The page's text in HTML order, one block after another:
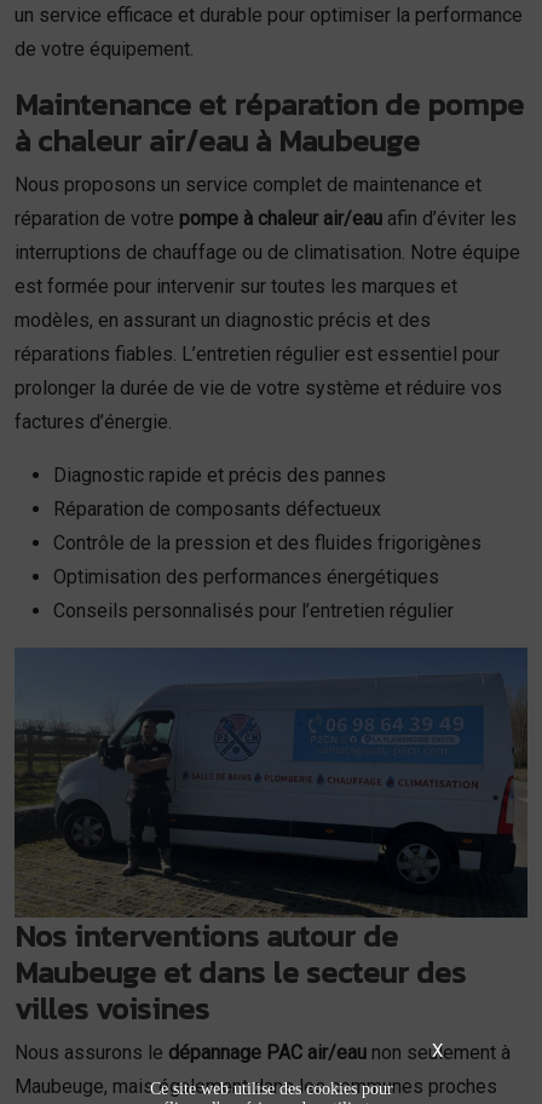
un service efficace et durable pour optimiser la performance
de votre équipement.
Maintenance et réparation de pompe
à chaleur air/eau à Maubeuge
Nous proposons un service complet de maintenance et
réparation de votre pompe à chaleur air/eau afin d’éviter les
interruptions de chauffage ou de climatisation. Notre équipe
est formée pour intervenir sur toutes les marques et
modèles, en assurant un diagnostic précis et des
réparations fiables. L’entretien régulier est essentiel pour
prolonger la durée de vie de votre système et réduire vos
factures d’énergie.
Diagnostic rapide et précis des pannes
Réparation de composants défectueux
Contrôle de la pression et des fluides frigorigènes
Optimisation des performances énergétiques
Conseils personnalisés pour l’entretien régulier
Nos interventions autour de
Maubeuge et dans le secteur des
villes voisines
Nous assurons le dépannage PAC air/eau non seulement à
Maubeuge, mais également dans les communes proches
X
Ce site web utilise des cookies pour